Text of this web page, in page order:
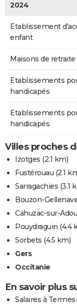
2024
Etablissement
enfant
Maisons de retraite
Etablissements
handicapés
Etablissements
handicapés
Villes proches
Izotges (2.1 km)
Fustérouau (2.1
Sarragachies (3.1
Bouzon-
Cahuzac-sur-
Pouydraguin (4.4
Sorbets (4.5 km)
Gers
Occitanie
En savoir plus
Salaires à